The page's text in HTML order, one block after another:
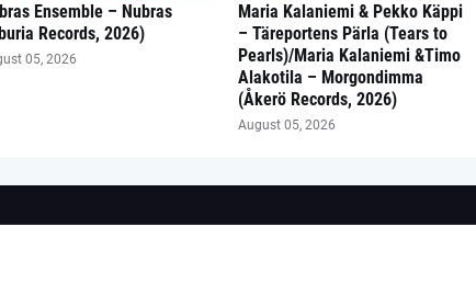
Ensemble – Nubras
Records, 2026)
05, 2026
Maria Kalaniemi & Pekko Käppi
– Täreportens Pärla (Tears to
Pearls)/Maria Kalaniemi &Timo
Alakotila – Morgondimma
(Åkerö Records, 2026)
August 05, 2026